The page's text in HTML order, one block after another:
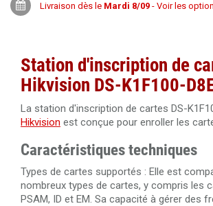
Livraison dès le Mardi 8/09 - Voir les
Station d'inscription de
Hikvision DS-K1F100-
La station d'inscription de cartes DS-
Hikvision est conçue pour enroller les
Caractéristiques techniques
Types de cartes supportés : Elle est
nombreux types de cartes, y compris les
PSAM, ID et EM. Sa capacité à gérer des